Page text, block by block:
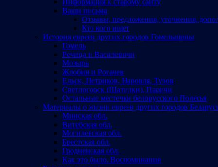
Ваши письма
Отзывы, предложения, уточнения,
Кто кого ищет
История евреев других городов Гомельщины
Гомель
Речица и Василевичи
Мозырь
Жлобин и Рогачев
Ельск, Петриков, Наровля, Туров
Светлогорск (Шатилки), Паричи
Остальные местечки белорусского Полесья
Материалы о жизни евреев других городов
Минская обл.
Витебская обл.
Могилевская обл.
Брестская обл.
Гродненская обл.
Как это было. Воспоминания